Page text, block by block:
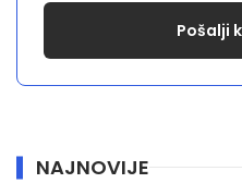
NAJNOVIJE